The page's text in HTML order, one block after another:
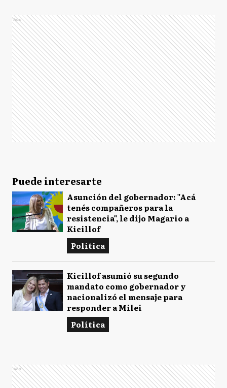
Ads
Puede interesarte
Asunción del gobernador: "Acá
tenés compañeros para la
resistencia", le dijo Magario a
Kicillof
Política
Kicillof asumió su segundo
mandato como gobernador y
nacionalizó el mensaje para
responder a Milei
Política
Ads